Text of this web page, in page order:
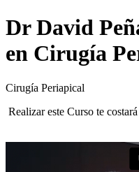
Dr David
en Cirugía
Cirugía Periapical
Realizar este Curso te